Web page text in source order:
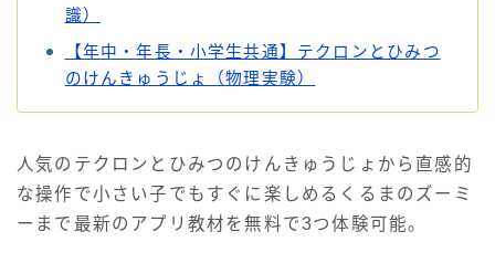
識）​
【年中・年長・小学生共通】テクロンと​ひみつ
のけんきゅうじょ（物理実験）​
人気のテクロンと​ひみつのけんきゅうじょから直感的
な操作で小さい子でもすぐに楽しめるくるまの​ズーミ
ーまで最新のアプリ教材を無料で3つ体験可能。